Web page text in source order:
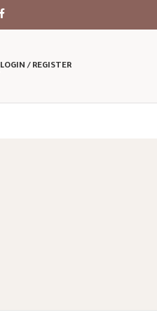
LOGIN / REGISTER